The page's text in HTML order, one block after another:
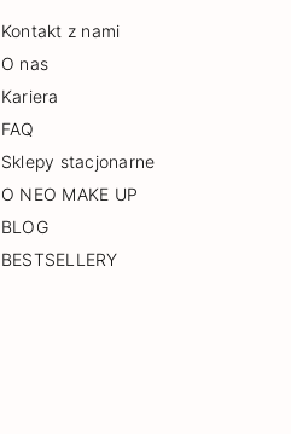
Kontakt z nami
O nas
Kariera
FAQ
Sklepy stacjonarne
O NEO MAKE UP
BLOG
BESTSELLERY